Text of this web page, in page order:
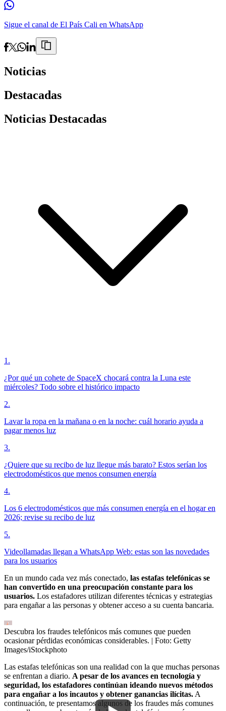
Sigue el canal de El País Cali en WhatsApp
Noticias
Destacadas
Noticias Destacadas
1 .
¿Por qué un cohete de SpaceX chocará contra la Luna este
miércoles? Todo sobre el histórico impacto
2.
Lavar la ropa en la mañana o en la noche: cuál horario ayuda a
pagar menos luz
3.
¿Quiere que su recibo de luz llegue más barato? Estos serían los
electrodomésticos que menos consumen energía
4.
Los 6 electrodomésticos que más consumen energía en el hogar en
2026; revise su recibo de luz
5.
Videollamadas llegan a WhatsApp Web: estas son las novedades
para los usuarios
En un mundo cada vez más conectado, las estafas telefónicas se
han convertido en una preocupación constante para los
usuarios. Los estafadores utilizan diferentes técnicas y estrategias
para engañar a las personas y obtener acceso a su cuenta bancaria.
Descubra los fraudes telefónicos más comunes que pueden
ocasionar pérdidas económicas considerables. | Foto: Getty
Images/iStockphoto
Las estafas telefónicas son una realidad con la que muchas personas
se enfrentan a diario. A pesar de los avances en tecnología y
seguridad, los estafadores continúan ideando nuevos métodos
para engañar a los incautos y obtener ganancias ilícitas. A
continuación, te presentamos algunos de los fraudes más comunes